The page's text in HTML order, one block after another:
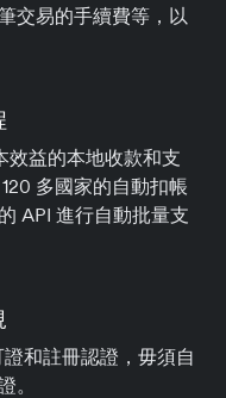
交易的手續費等，以
效益的本地收款和支
多國家的自動扣帳
API 進行自動批量支
和註冊認證，毋須自
。